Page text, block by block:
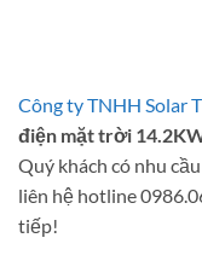
Công ty TNHH Solar
điện mặt trời
Quý khách có nhu
liên hệ hotline
tiếp!